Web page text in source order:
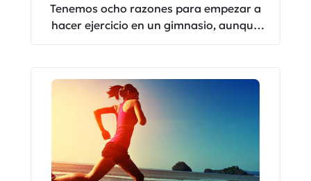
Tenemos ocho razones para empezar a
hacer ejercicio en un gimnasio, aunque